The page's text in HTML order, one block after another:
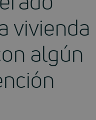
vivienda
algún